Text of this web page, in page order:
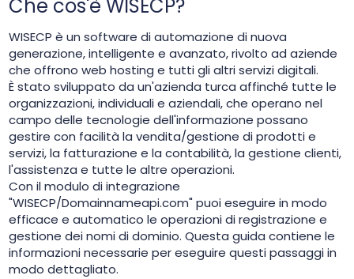
Che cos'è WISECP?
WISECP è un software di automazione di nuova
generazione, intelligente e avanzato, rivolto ad aziende
che offrono web hosting e tutti gli altri servizi digitali.
È stato sviluppato da un'azienda turca affinché tutte le
organizzazioni, individuali e aziendali, che operano nel
campo delle tecnologie dell'informazione possano
gestire con facilità la vendita/gestione di prodotti e
servizi, la fatturazione e la contabilità, la gestione clienti,
l'assistenza e tutte le altre operazioni.
Con il modulo di integrazione
"WISECP/Domainnameapi.com" puoi eseguire in modo
efficace e automatico le operazioni di registrazione e
gestione dei nomi di dominio. Questa guida contiene le
informazioni necessarie per eseguire questi passaggi in
modo dettagliato.